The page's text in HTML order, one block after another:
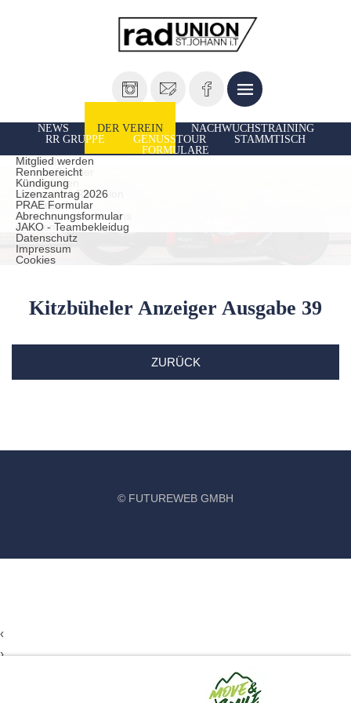
NEWS DER VEREIN
Vorstand
Unsere Sportler
TrainerInnen
Historie der Radunion
Presseberichte
Leistungen des Vereins
statuten
Datenschutz
Impressum
Cookies
NACHWUCHSTRAINING
RR GRUPPE
Ausfahrten
GENUSSTOUR
STAMMTISCH
FORMULARE
Mitglied werden
Rennbereicht
Kündigung
Lizenzantrag 2026
PRAE Formular
Abrechnungsformular
JAKO - Teambekleidug
Kitzbüheler Anzeiger Ausgabe 39
ZURÜCK
© FUTUREWEB GMBH
‹
›